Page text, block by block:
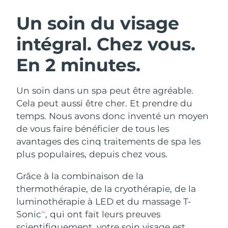
Un soin du visage
intégral. Chez vous.
En 2 minutes.
Un soin dans un spa peut être agréable.
Cela peut aussi être cher. Et prendre du
temps. Nous avons donc inventé un moyen
de vous faire bénéficier de tous les
avantages des cinq traitements de spa les
plus populaires, depuis chez vous.
Grâce à la combinaison de la
thermothérapie, de la cryothérapie, de la
luminothérapie à LED et du massage T-
SonicTM, qui ont fait leurs preuves
Nettoyage du visage
Anti-aging massage
LUNA™ 4 Plus
Massage, LED heating
LUNA™ 4 Men
For men, anti-aging massage
Lifting
Microcurrent toning
BEAR™ 2 go
Microcurrent toning on-the-go
BEAR™ 2 eyes & lips
Microcurrent line smoothing device
Hydratation
UFO™ 3 coffret
Deep facial hydration
UFO™ 3 LED
Near-infrared and red light therapy
device
Soin bucco-dentaire
issa™ 4
Hybrid silicone sonic toothbrush
issa™ 4 plus
Smart hybrid silicone sonic toothbrush
FAQ™ TRAITEMENT ANTI-ÂGE
Anti-âge Traitements LED
NEW
Autriche Livraison estimée
Bahreïn Livraison estimée8/10/26
Belgique Livraison estimée
Bermudes Livraison estimée8/15/26
Bosnie-Herzégovine Livraison estimée
Bulgarie Livraison estimée
Canada Livraison estimée 8/13/26
Chili Livraison estimée